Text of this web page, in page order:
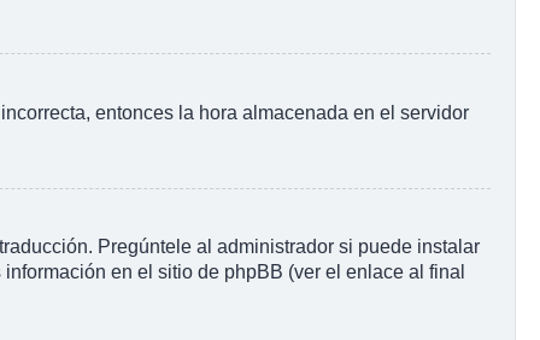
entonces la hora almacenada en el servidor
Pregúntele al administrador si puede instalar
en el sitio de phpBB (ver el enlace al final